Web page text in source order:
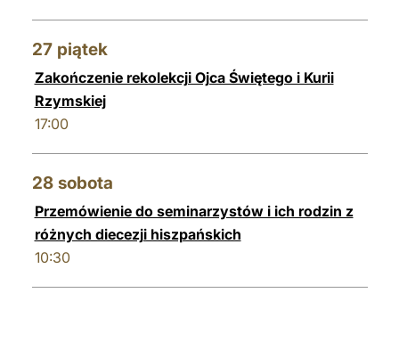
27 piątek
Zakończenie rekolekcji Ojca Świętego i Kurii
Rzymskiej
17:00
28 sobota
Przemówienie do seminarzystów i ich rodzin z
różnych diecezji hiszpańskich
10:30